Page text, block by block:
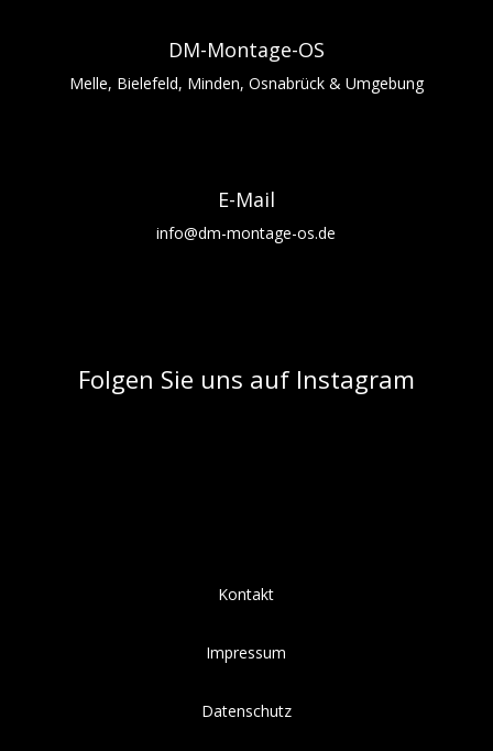
DM-Montage-OS
Melle, Bielefeld, Minden, Osnabrück & Umgebung
E-Mail
info@dm-montage-os.de
Folgen Sie uns auf Instagram
Kontakt
Impressum
Datenschutz